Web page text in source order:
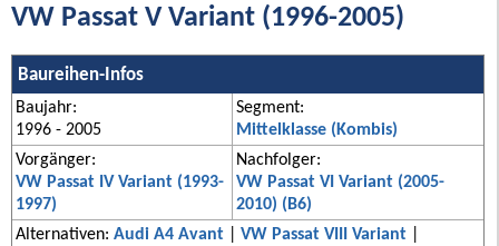
VW Passat V Variant (1996-2005)
Baureihen-Infos
Baujahr:
1996 - 2005
Segment:
Mittelklasse (Kombis)
Vorgänger:
VW Passat IV Variant (1993-
1997)
Nachfolger:
VW Passat VI Variant (2005-
2010) (B6)
Alternativen: Audi A4 Avant VW Passat VIII Variant